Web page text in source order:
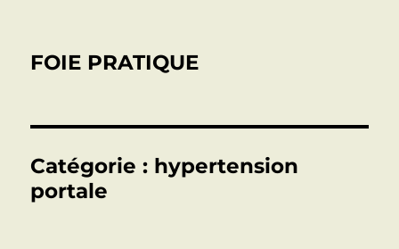
FOIE PRATIQUE
Catégorie : hypertension
portale